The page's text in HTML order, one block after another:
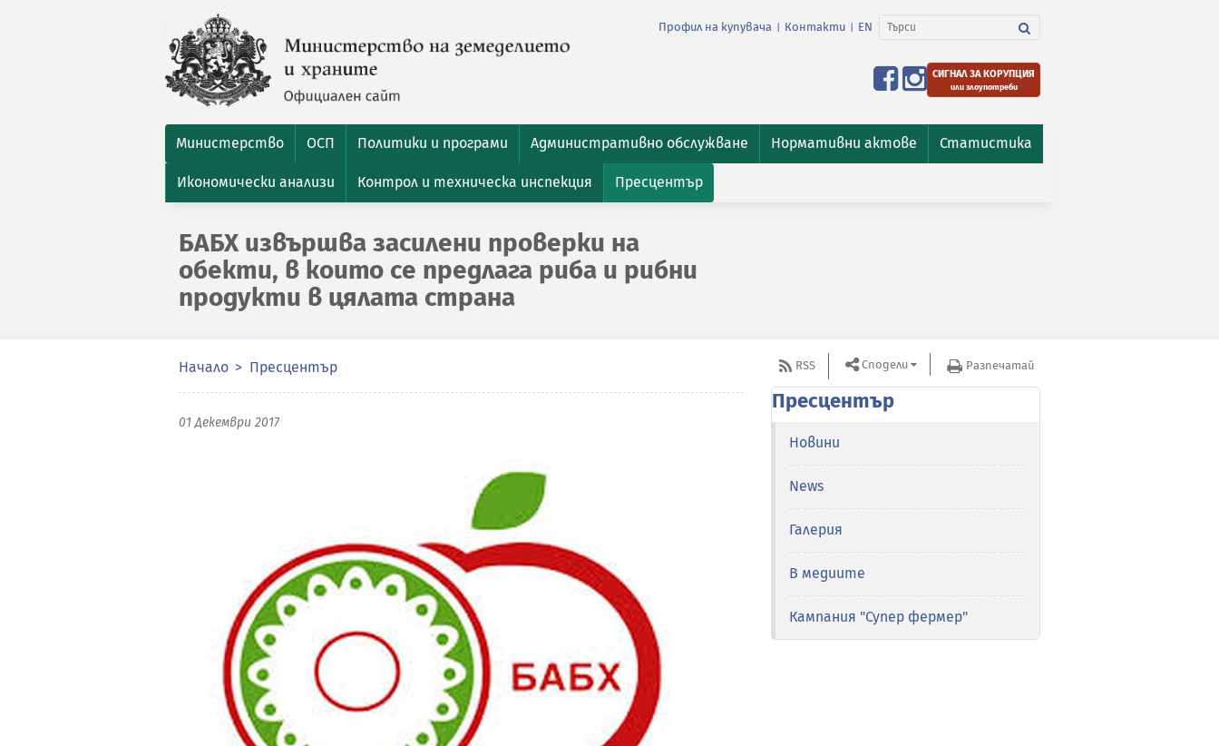
Профил на купувача Контакти EN
СИГНАЛ ЗА КОРУПЦИЯ
или злоупотреби
Министерство ОСП Политики и програми Административно обслужване Нормативни актове Статистика
Икономически анализи Контрол и техническа инспекция Пресцентър
БАБХ извършва засилени проверки на
обекти, в които се предлага риба и рибни
продукти в цялата страна
Начало Пресцентър
01 Декември 2017
RSS Сподели Разпечатай
Пресцентър
Новини
News
Галерия
В медиите
Кампания "Супер фермер"